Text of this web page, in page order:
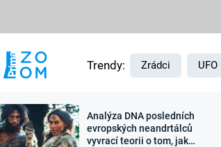
Výročí
Trendy: Zrádci UFO
Analýza DNA posledních
evropských neandrtálců
vyvrací teorii o tom, jak